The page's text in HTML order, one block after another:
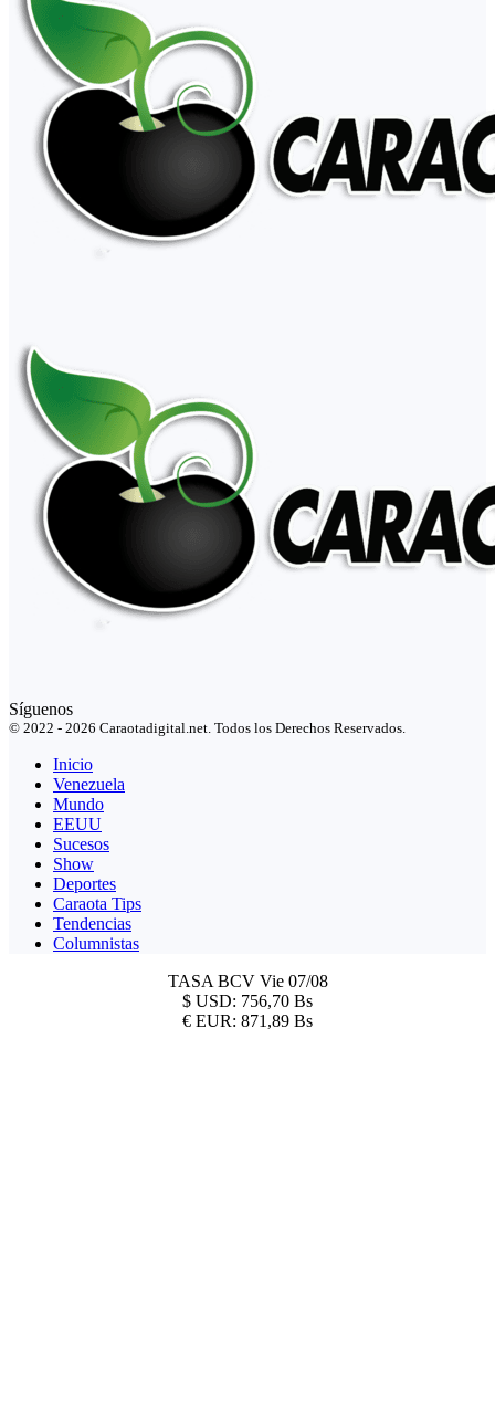
Síguenos
© 2022 - 2026 Caraotadigital.net. Todos los Derechos Reservados.
Inicio
Venezuela
Mundo
EEUU
Sucesos
Show
Deportes
Caraota Tips
Tendencias
Columnistas
TASA BCV Vie 07/08
$ USD: 756,70 Bs
€ EUR: 871,89 Bs